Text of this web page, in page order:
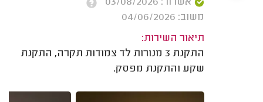
אשרור: 03/08/2026
משוב: 04/06/2026
תיאור השירות:
התקנת 3 מנורות לד צמודות תקרה, התקנת
שקע והתקנת מפסק.